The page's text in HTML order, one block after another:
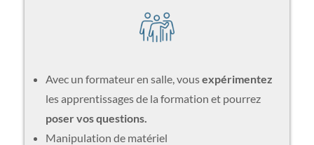
Avec un formateur en salle, vousexpérimentez
les apprentissages de la formation et pourrez
poser vos questions.
Manipulation de matériel